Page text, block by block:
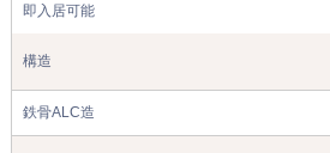
即入居可能
構造
鉄骨ALC造